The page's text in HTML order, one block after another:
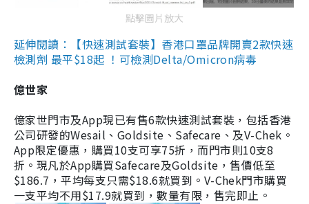
點擊圖片放大
延伸閱讀：【快速測試套裝】香港口罩品牌開賣2款快速
檢測劑 最平$18起 ！可檢測Delta/Omicron病毒
億世家
億家世門市及App現已有售6款快速測試套裝，包括香港
公司研發的Wesail、Goldsite、Safecare、及V-Chek。
App限定優惠，購買10支可享75折，而門市則10支8
折。現凡於App購買Safecare及Goldsite，售價低至
$186.7，平均每支只需$18.6就買到。V-Chek門市購買
一支平均不用$17.9就買到，數量有限，售完即止。